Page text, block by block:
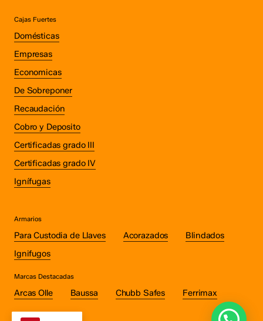
Subtotal:
Finalizar Compra
Cajas Fuertes
Domésticas
Empresas
Economicas
De Sobreponer
Recaudación
Cobro y Deposito
Certificadas grado III
Certificadas grado IV
Ignífugas
Armarios
Para Custodia de Llaves Acorazados
Blindados
Ignifugos
Marcas Destacadas
Arcas Olle Baussa Chubb Safes Ferrimax